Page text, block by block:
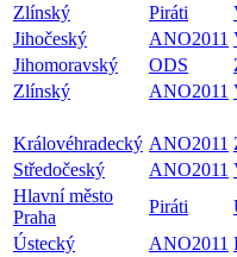
Zlínský Piráti
Jihočeský ANO2011
Jihomoravský ODS
Zlínský ANO2011
Královéhradecký ANO2011
Středočeský ANO2011
Hlavní město
Praha
Piráti
Ústecký ANO2011